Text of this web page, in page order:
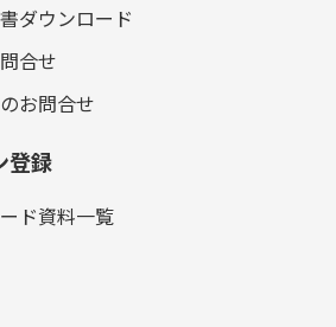
ダウンロード
合せ
お問合せ
登録
ド資料一覧